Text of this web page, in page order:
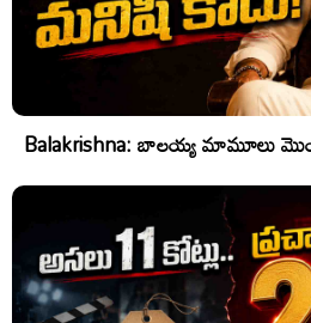
Balakrishna: బాలయ్య మామూలు